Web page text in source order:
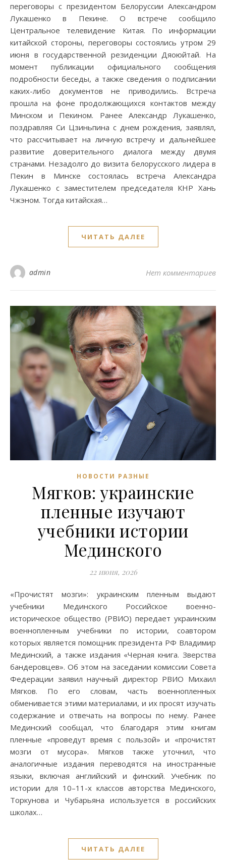
переговоры с президентом Белоруссии Александром
Лукашенко в Пекине. О встрече сообщило
Центральное телевидение Китая. По информации
китайской стороны, переговоры состоялись утром 29
июня в государственной резиденции Дяоюйтай. На
момент публикации официального сообщения
подробности беседы, а также сведения о подписании
каких-либо документов не приводились. Встреча
прошла на фоне продолжающихся контактов между
Минском и Пекином. Ранее Александр Лукашенко,
поздравляя Си Цзиньпина с днем рождения, заявлял,
что рассчитывает на личную встречу и дальнейшее
развитие доверительного диалога между двумя
странами. Незадолго до визита белорусского лидера в
Пекин в Минске состоялась встреча Александра
Лукашенко с заместителем председателя КНР Хань
Чжэном. Тогда китайская…
ЧИТАТЬ ДАЛЕЕ
admin Нет комментариев
НОВОСТИ РАЗНЫЕ
Мягков: украинские
пленные изучают
учебники истории
Мединского
22 июня, 2026
«Прочистят мозги»: украинским пленным выдают
учебники Мединского Российское военно-
историческое общество (РВИО) передает украинским
военнопленным учебники по истории, соавтором
которых является помощник президента РФ Владимир
Мединский, а также издания «Черная книга. Зверства
бандеровцев». Об этом на заседании комиссии Совета
Федерации заявил научный директор РВИО Михаил
Мягков. По его словам, часть военнопленных
обменивается этими материалами, и их просят изучать
содержание и отвечать на вопросы по нему. Ранее
Мединский сообщал, что благодаря этим книгам
пленные «проведут время с пользой» и «прочистят
мозги от мусора». Мягков также уточнил, что
аналогичные издания переводятся на иностранные
языки, включая английский и финский. Учебник по
истории для 10–11-х классов авторства Мединского,
Торкунова и Чубарьяна используется в российских
школах…
ЧИТАТЬ ДАЛЕЕ